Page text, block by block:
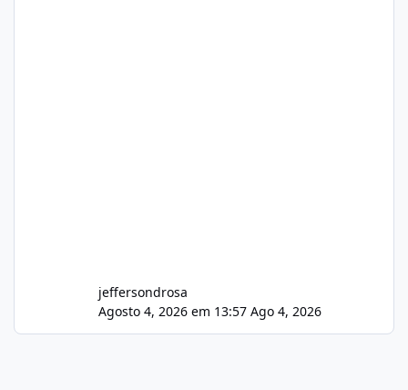
jeffersondrosa
Agosto 4, 2026 em 13:57 Ago 4, 2026